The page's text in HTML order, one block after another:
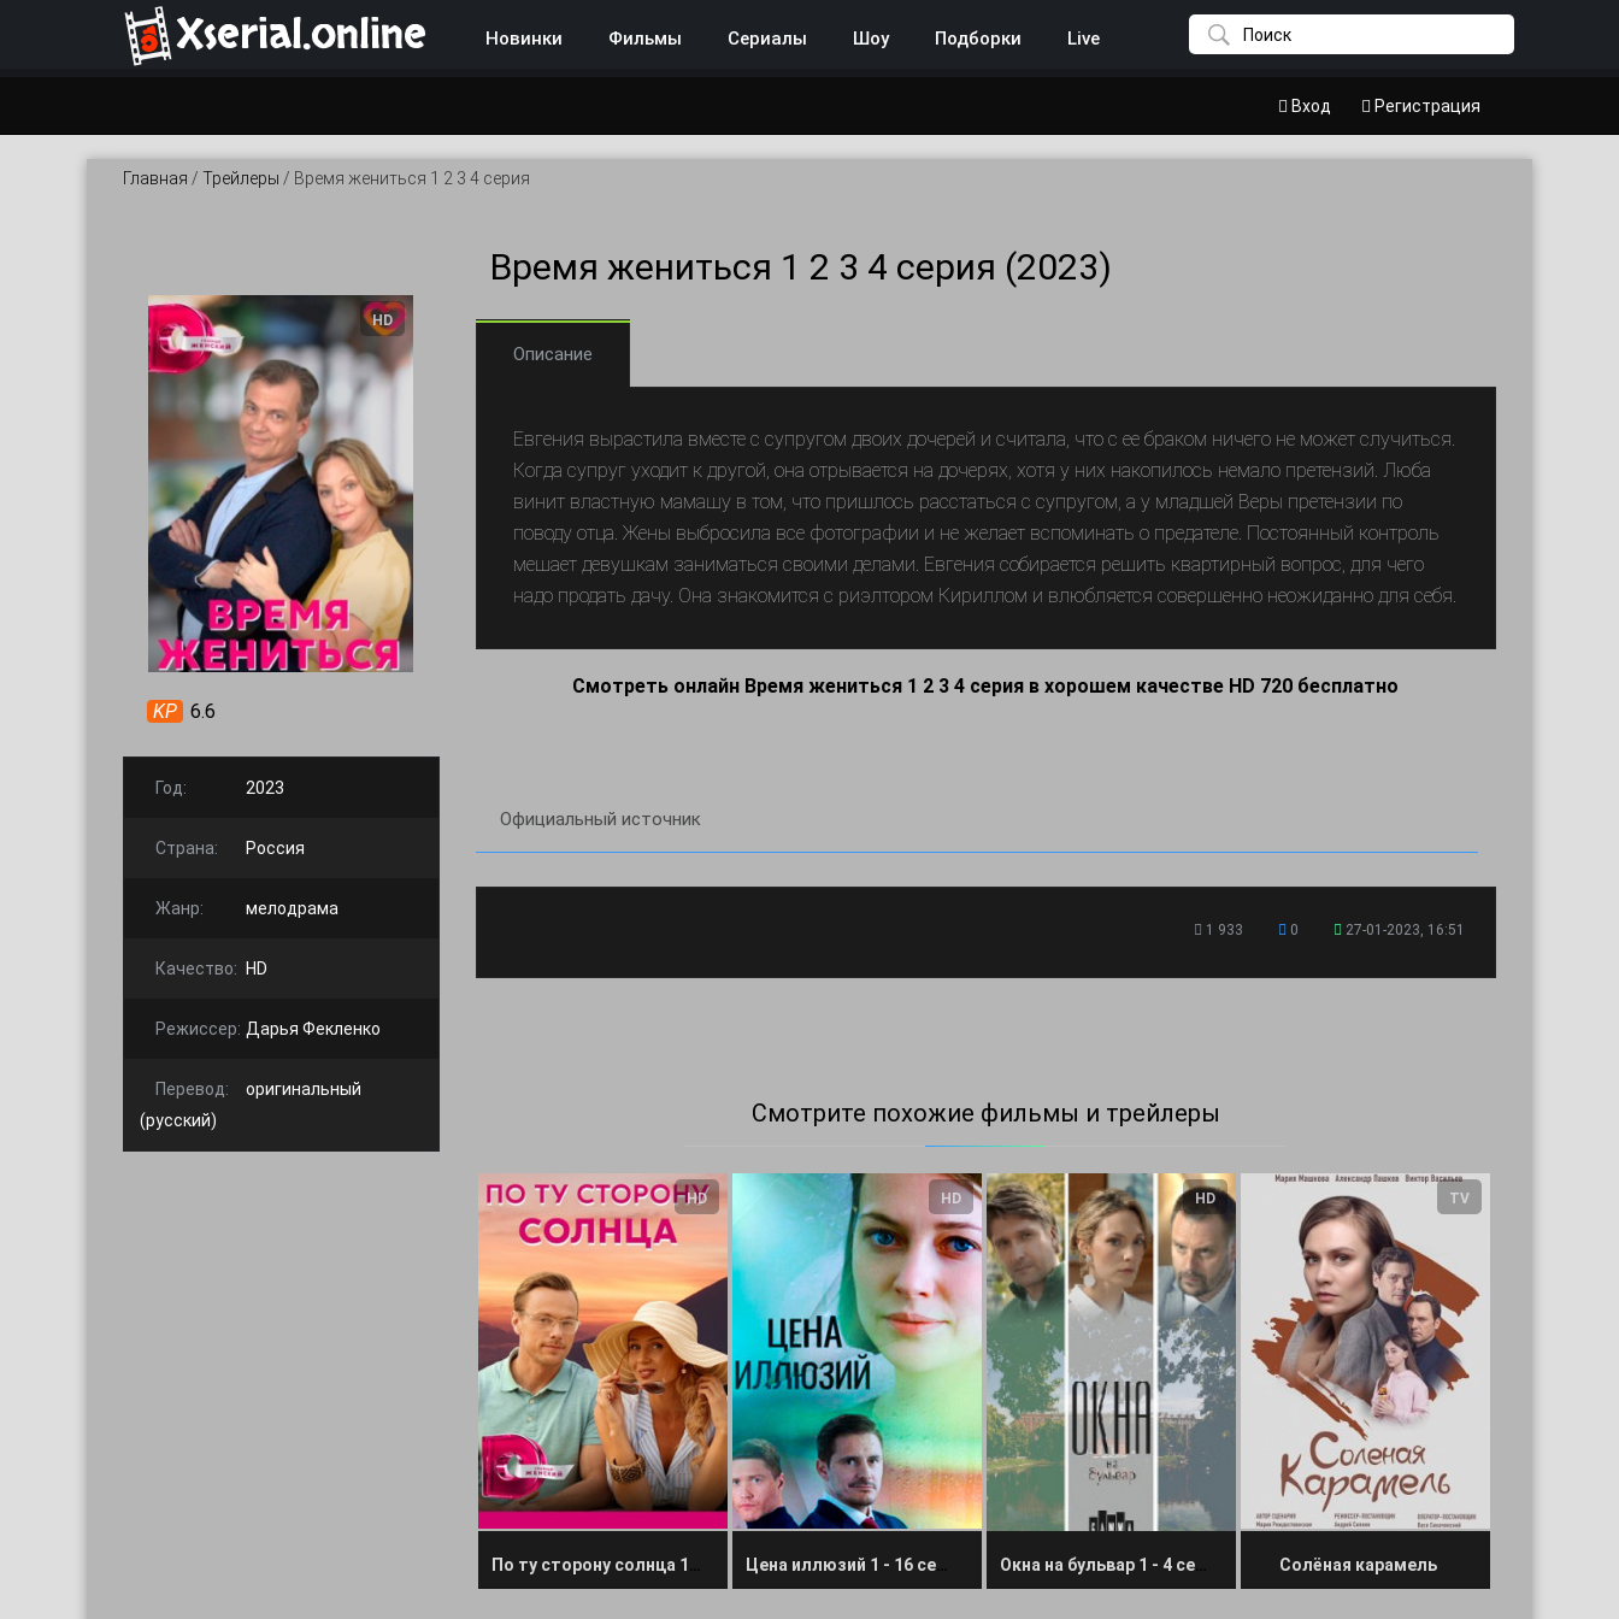
Xserial.online Новинки Фильмы Сериалы Шоу Подборки Live
Вход Регистрация
Главная / Трейлеры / Время жениться 1 2 3 4 серия
Время жениться 1 2 3 4 серия (2023)
HD
KP 6.6
Год: 2023
Страна: Россия
Жанр: мелодрама
Качество: HD
Режиссер: Дарья Фекленко
Перевод:
оригинальный
(русский)
Описание
Евгения вырастила вместе с супругом двоих дочерей и считала, что с ее браком ничего не может случиться.
Когда супруг уходит к другой, она отрывается на дочерях, хотя у них накопилось немало претензий. Люба
винит властную мамашу в том, что пришлось расстаться с супругом, а у младшей Веры претензии по
поводу отца. Жены выбросила все фотографии и не желает вспоминать о предателе. Постоянный контроль
мешает девушкам заниматься своими делами. Евгения собирается решить квартирный вопрос, для чего
надо продать дачу. Она знакомится с риэлтором Кириллом и влюбляется совершенно неожиданно для себя.
Смотреть онлайн Время жениться 1 2 3 4 серия в хорошем качестве HD 720 бесплатно
Официальный источник
1 933 0 27-01-2023, 16:51
Смотрите похожие фильмы и трейлеры
HD HD
Цена иллюзий 1 - 16 серия
HD
Окна на бульвар 1 - 4 серия
TV
Солёная карамель